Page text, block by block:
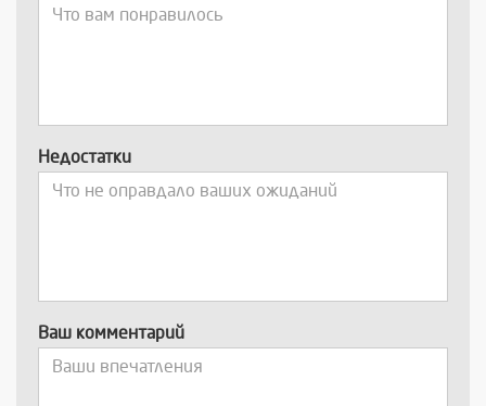
Недостатки
Ваш комментарий